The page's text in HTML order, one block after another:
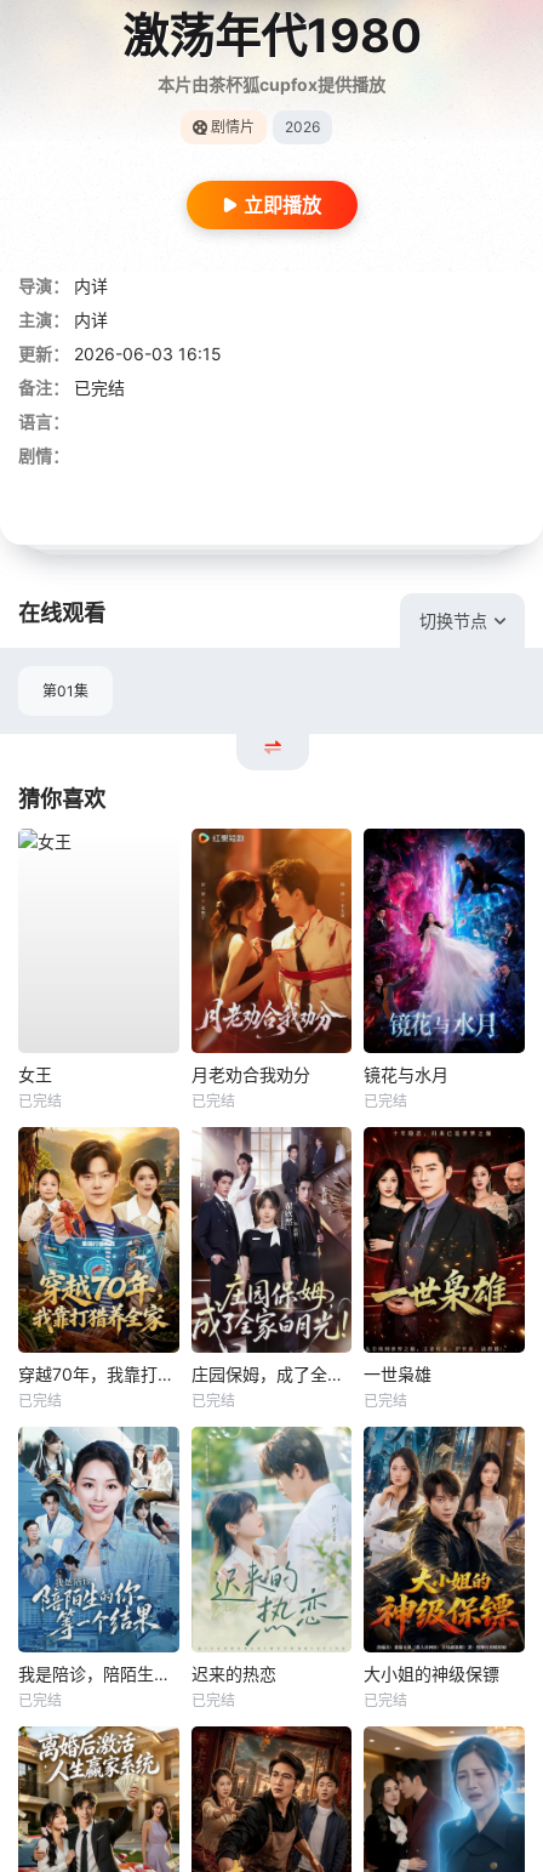
激荡年代1980
本片由茶杯狐cupfox提供播放
剧情片 2026
立即播放
导演：
内详
主演：
内详
更新：
2026-06-03 16:15
备注：
已完结
语言：
剧情：
在线观看 切换节点
第01集
猜你喜欢
女王
已完结
月老劝合我劝分
已完结
镜花与水月
已完结
穿越70年，我靠打猎养全家
已完结
庄园保姆，成了全家白月光
已完结
一世枭雄
已完结
我是陪诊，陪陌生的你等一个结果
已完结
迟来的热恋
已完结
大小姐的神级保镖
已完结